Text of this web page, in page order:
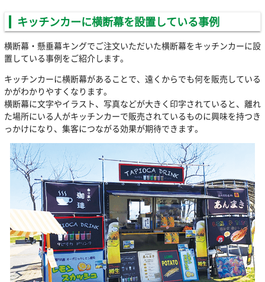
キッチンカーに横断幕を設置している事例
横断幕・懸垂幕キングでご注文いただいた横断幕をキッチンカーに設
置している事例をご紹介します。
キッチンカーに横断幕があることで、遠くからでも何を販売している
かがわかりやすくなります。
横断幕に文字やイラスト、写真などが大きく印字されていると、離れ
た場所にいる人がキッチンカーで販売されているものに興味を持つき
っかけになり、集客につながる効果が期待できます。